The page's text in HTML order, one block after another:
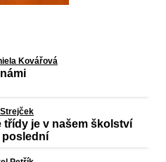
Kovářová
Strejček
třídy je v našem školství
poslední